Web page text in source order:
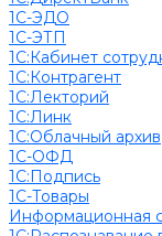
1С-ЭДО
1С-ЭТП
1С:Кабинет
1С:Контрагент
1С:Лекторий
1С:Линк
1С:Облачный архив
1С-ОФД
1С:Подпись
1С-Товары
Информационная